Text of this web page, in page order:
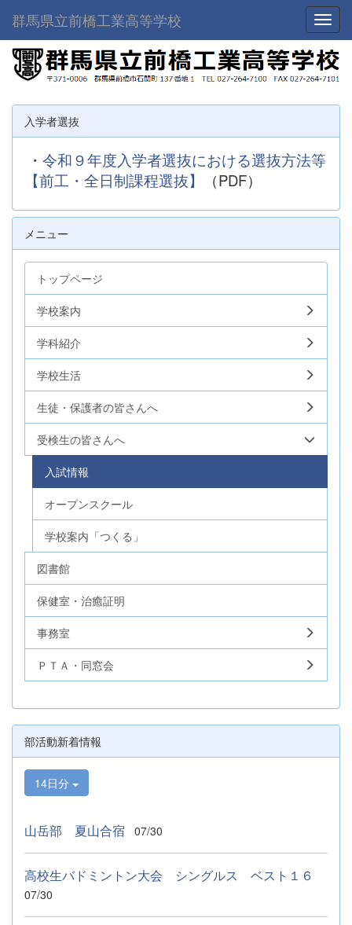
群馬県立前橋工業高等学校
入学者選抜
・ 令和９年度入学者選抜における選抜方法等
【前工・全日制課程選抜】
（PDF）
メニュー
トップページ
学校案内
学科紹介
学校生活
生徒・保護者の皆さんへ
受検生の皆さんへ
入試情報
オープンスクール
学校案内「つくる」
図書館
保健室・治癒証明
事務室
ＰＴＡ・同窓会
部活動新着情報
14日分
山岳部 夏山合宿 07/30
高校生バドミントン大会 シングルス ベスト１６
07/30